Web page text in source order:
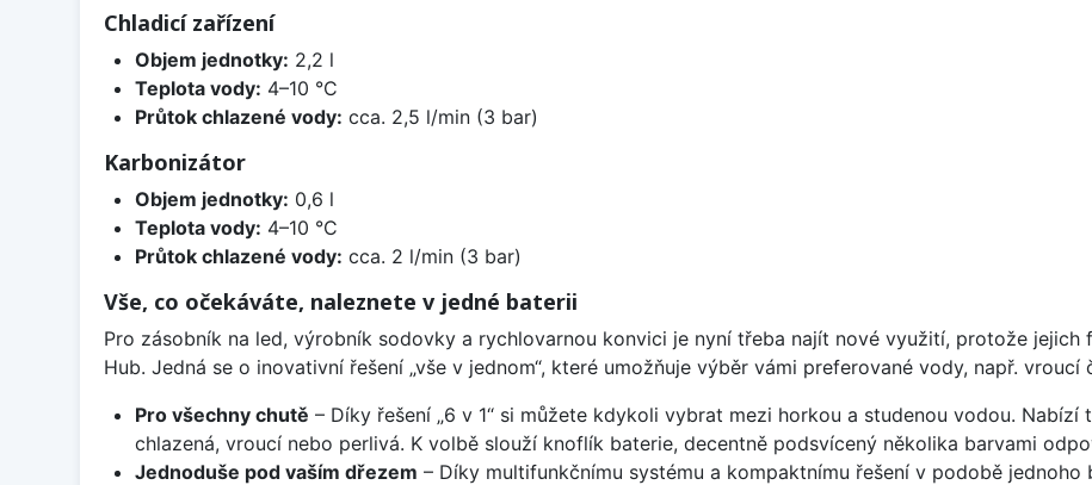
Chladicí zařízení
Objem jednotky: 2,2 l
Teplota vody: 4–10 °C
Průtok chlazené vody: cca. 2,5 l/min (3 bar)
Karbonizátor
Objem jednotky: 0,6 l
Teplota vody: 4–10 °C
Průtok chlazené vody: cca. 2 l/min (3 bar)
Vše, co očekáváte, naleznete v jedné baterii
Pro zásobník na led, výrobník sodovky a rychlovarnou konvici je nyní třeba najít nové využití, protože jejich
Hub. Jedná se o inovativní řešení „vše v jednom“, které umožňuje výběr vámi preferované vody, např. vroucí
Pro všechny chutě – Díky řešení „6 v 1“ si můžete kdykoli vybrat mezi horkou a studenou vodou.
chlazená, vroucí nebo perlivá. K volbě slouží knoflík baterie, decentně podsvícený několika barvami
Jednoduše pod vaším dřezem – Díky multifunkčnímu systému a kompaktnímu řešení v podobě